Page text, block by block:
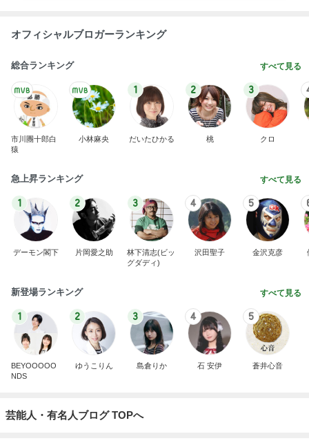
オフィシャルブロガーランキング
総合ランキング すべて見る
市川團十郎白
猿
小林麻央
1
だいたひかる
2
桃
3
クロ
急上昇ランキング すべて見る
1
デーモン閣下
2
片岡愛之助
3
林下清志(ビッ
グダディ)
4
沢田聖子
5
金沢克彦
新登場ランキング すべて見る
1
BEYOOOOO
NDS
2
ゆうこりん
3
島倉りか
4
石 安伊
5
蒼井心音
芸能人・有名人ブログ TOPへ